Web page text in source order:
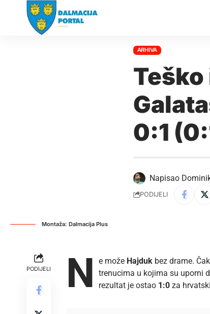
ARHIVA
0:1
Napisao
PODIJELI
Montaža: Dalmacija Plus
PODIJELI N e može Hajduk bez drame.
trenucima u kojima su uporni
rezultat je ostao 1:0 za